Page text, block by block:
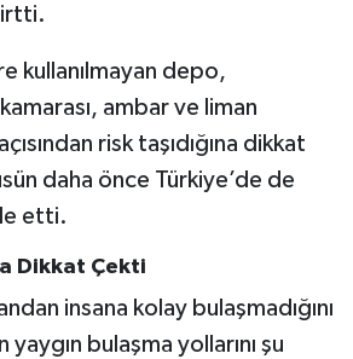
kullanılmayan depo,
ambar ve liman
risk taşıdığına dikkat
daha önce Türkiye’de de
etti.
Dikkat Çekti
insana kolay bulaşmadığını
bulaşma yollarını şu